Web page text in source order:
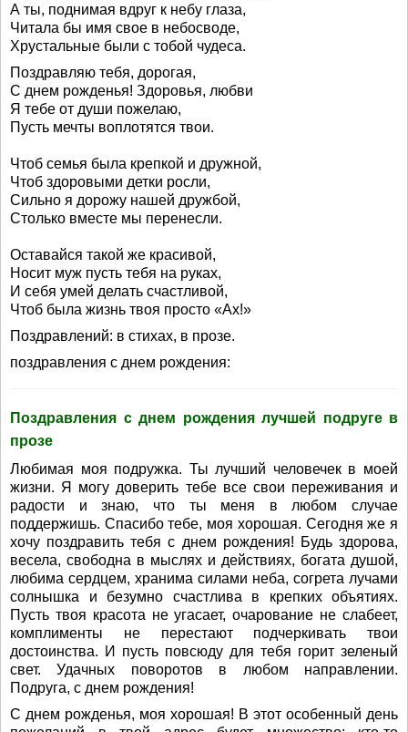
А ты, поднимая вдруг к небу глаза,
Читала бы имя свое в небосводе,
Хрустальные были с тобой чудеса.
Поздравляю тебя, дорогая,
С днем рожденья! Здоровья, любви
Я тебе от души пожелаю,
Пусть мечты воплотятся твои.
Чтоб семья была крепкой и дружной,
Чтоб здоровыми детки росли,
Сильно я дорожу нашей дружбой,
Столько вместе мы перенесли.
Оставайся такой же красивой,
Носит муж пусть тебя на руках,
И себя умей делать счастливой,
Чтоб была жизнь твоя просто «Ах!»
Поздравлений: в стихах, в прозе.
поздравления с днем рождения:
Поздравления с днем рождения лучшей подруге в
прозе
Любимая моя подружка. Ты лучший человечек в моей
жизни. Я могу доверить тебе все свои переживания и
радости и знаю, что ты меня в любом случае
поддержишь. Спасибо тебе, моя хорошая. Сегодня же я
хочу поздравить тебя с днем рождения! Будь здорова,
весела, свободна в мыслях и действиях, богата душой,
любима сердцем, хранима силами неба, согрета лучами
солнышка и безумно счастлива в крепких объятиях.
Пусть твоя красота не угасает, очарование не слабеет,
комплименты не перестают подчеркивать твои
достоинства. И пусть повсюду для тебя горит зеленый
свет. Удачных поворотов в любом направлении.
Подруга, с днем рождения!
С днем рожденья, моя хорошая! В этот особенный день